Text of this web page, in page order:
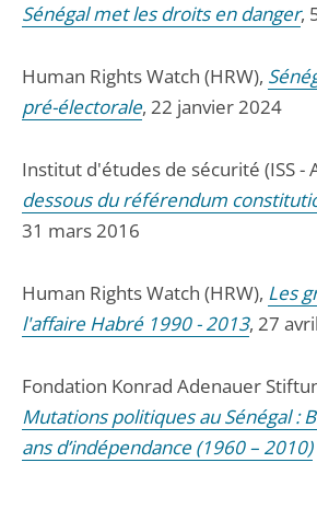
Sénégal met les droits en danger,
Human Rights Watch (HRW),
pré-électorale, 22 janvier 2024
Institut d'études de sécurité (ISS -
dessous du référendum
31 mars 2016
Human Rights Watch (HRW), Les
l'affaire Habré 1990 - 2013, 27
Fondation Konrad Adenauer
Mutations politiques au Sénégal :
ans d’indépendance (1960 – 2010)